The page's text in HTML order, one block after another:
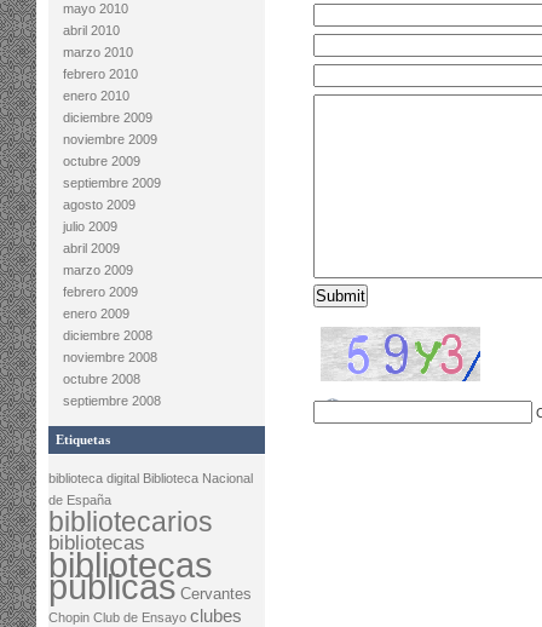
mayo 2010
abril 2010
marzo 2010
febrero 2010
enero 2010
diciembre 2009
noviembre 2009
octubre 2009
septiembre 2009
agosto 2009
julio 2009
abril 2009
marzo 2009
febrero 2009
enero 2009
diciembre 2008
noviembre 2008
octubre 2008
septiembre 2008
Etiquetas
biblioteca digital Biblioteca Nacional
de España
bibliotecarios
bibliotecas
bibliotecas
públicas Cervantes
Chopin Club de Ensayo clubes